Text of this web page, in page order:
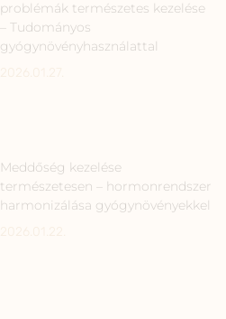
problémák természetes kezelése
– Tudományos
gyógynövényhasználattal
Meddőség kezelése
természetesen – hormonrendszer
harmonizálása gyógynövényekkel